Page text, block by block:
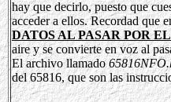
hay que decirlo, puesto que
acceder a ellos. Recordad que
DATOS AL PASAR POR
aire y se convierte en voz al
El archivo llamado
del 65816, que son las